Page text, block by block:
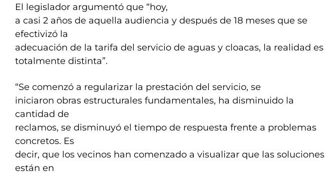
El legislador argumentó que “hoy,
a casi 2 años de aquella audiencia y después de 18 meses que se
efectivizó la
adecuación de la tarifa del servicio de aguas y cloacas, la realidad es
totalmente distinta”.
“Se comenzó a regularizar la prestación del servicio, se
iniciaron obras estructurales fundamentales, ha disminuido la
cantidad de
reclamos, se disminuyó el tiempo de respuesta frente a problemas
concretos. Es
decir, que los vecinos han comenzado a visualizar que las soluciones
están en